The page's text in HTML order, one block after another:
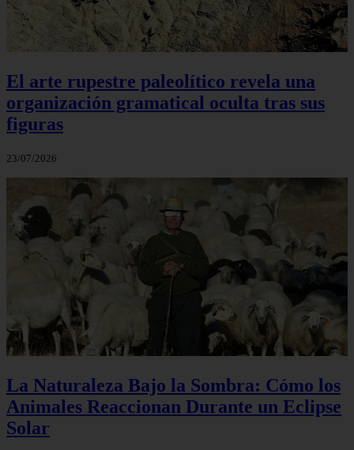
El arte rupestre paleolítico revela una
organización gramatical oculta tras sus
figuras
23/07/2026
La Naturaleza Bajo la Sombra: Cómo los
Animales Reaccionan Durante un Eclipse
Solar